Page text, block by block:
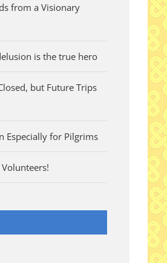
from a Visionary
is the true hero
but Future Trips
Especially for Pilgrims